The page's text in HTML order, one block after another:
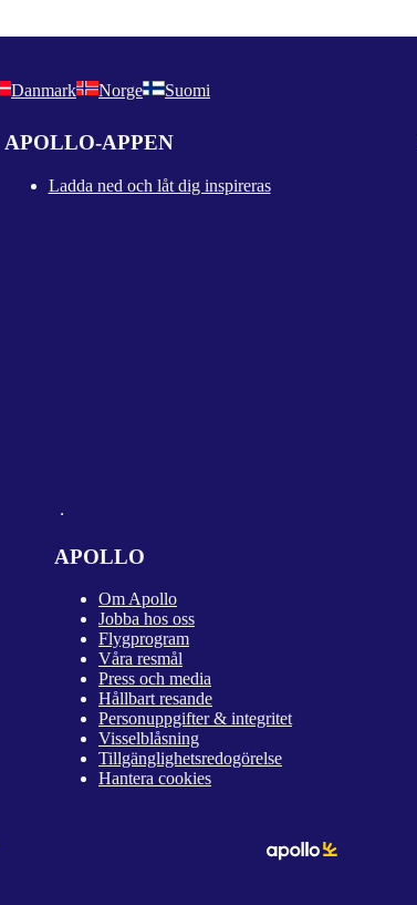
Danmark Norge Suomi
APOLLO-APPEN
Ladda ned och låt dig inspireras
APOLLO
Om Apollo
Jobba hos oss
Flygprogram
Våra resmål
Press och media
Hållbart resande
Personuppgifter & integritet
Visselblåsning
Tillgänglighetsredogörelse
Hantera cookies